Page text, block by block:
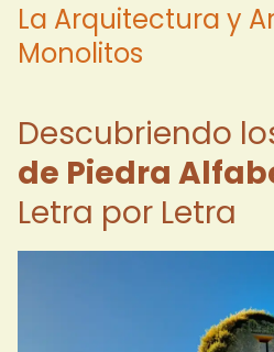
La Arquitectura y
Monolitos
Descubriendo
de Piedra
Letra por Letra